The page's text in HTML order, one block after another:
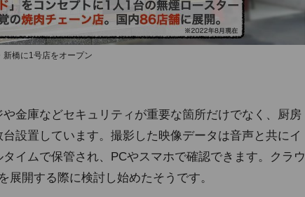
橋に1号店をオープン
金庫などセキュリティが重要な箇所だけでなく、厨房
設置しています。撮影した映像データは音声と共にイ
イムで保管され、PCやスマホで確認できます。クラウ
展開する際に検討し始めたそうです。